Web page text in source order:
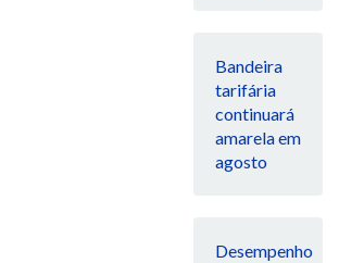
Bandeira
tarifária
continuará
amarela em
agosto
Desempenho